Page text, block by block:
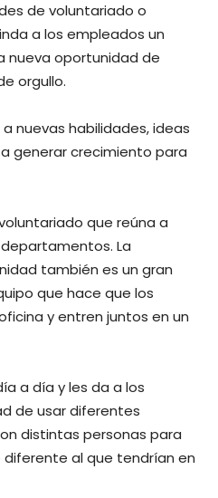
de voluntariado o
a los empleados un
nueva oportunidad de
orgullo.
nuevas habilidades, ideas
generar crecimiento para
que reúna a
La
también es un gran
que hace que los
y entren juntos en un
a día y les da a los
de usar diferentes
distintas personas para
al que tendrían en